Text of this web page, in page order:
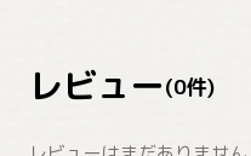
レビュー(0件)